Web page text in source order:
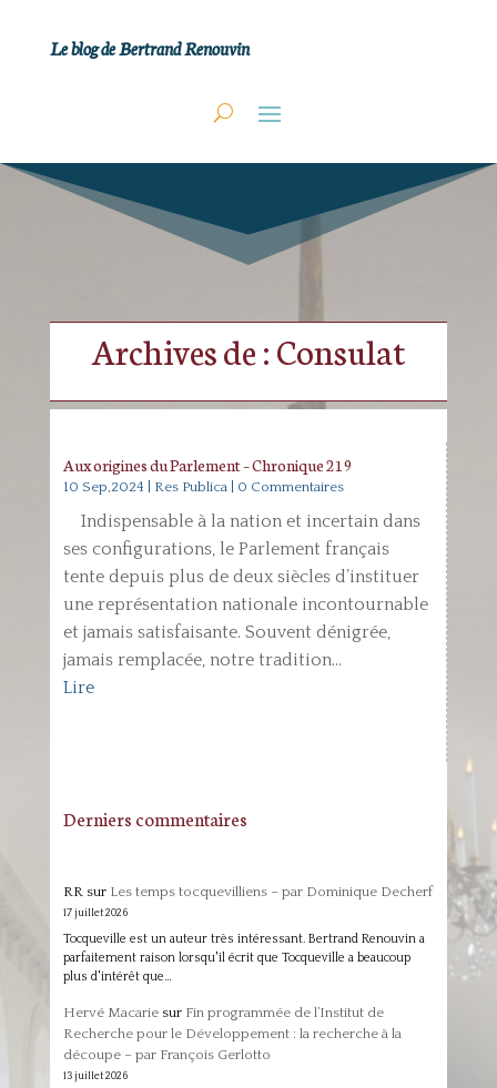
Le blog de Bertrand Renouvin
Archives de : Consulat
Aux origines du Parlement – Chronique 219
10 Sep,2024 Res Publica| 0 Commentaires
Indispensable à la nation et incertain dans
ses configurations, le Parlement français
tente depuis plus de deux siècles d’instituer
une représentation nationale incontournable
et jamais satisfaisante. Souvent dénigrée,
jamais remplacée, notre tradition...
Lire
Derniers commentaires
RRsur Les temps tocquevilliens – par Dominique Decherf
17 juillet 2026
Tocqueville est un auteur très intéressant. Bertrand Renouvin a
parfaitement raison lorsqu'il écrit que Tocqueville a beaucoup
plus d'intérêt que…
Hervé Macariesur Fin programmée de l’Institut de
Recherche pour le Développement : la recherche à la
découpe – par François Gerlotto
13 juillet 2026